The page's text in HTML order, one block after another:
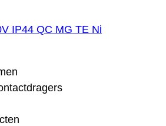
IP44 QC MG TE Ni